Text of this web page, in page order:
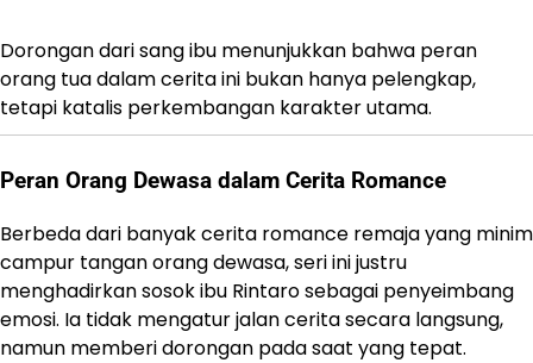
Dorongan dari sang ibu menunjukkan bahwa peran
orang tua dalam cerita ini bukan hanya pelengkap,
tetapi katalis perkembangan karakter utama.
Peran Orang Dewasa dalam Cerita Romance
Berbeda dari banyak cerita romance remaja yang minim
campur tangan orang dewasa, seri ini justru
menghadirkan sosok ibu Rintaro sebagai penyeimbang
emosi. Ia tidak mengatur jalan cerita secara langsung,
namun memberi dorongan pada saat yang tepat.